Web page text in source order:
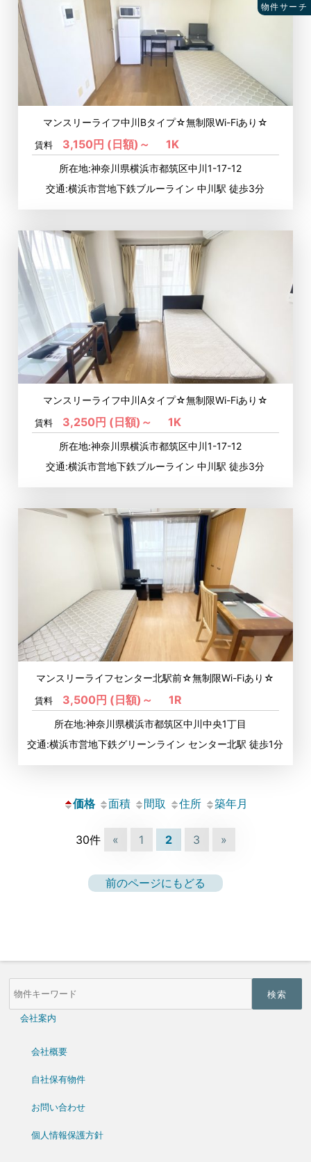
マンスリーライフ中川Bタイプ☆無制限Wi-Fiあり☆
賃料 3,150円 (日額)～ 1K
所在地:神奈川県横浜市都筑区中川1-17-12
交通:横浜市営地下鉄ブルーライン 中川駅 徒歩3分
マンスリーライフ中川Aタイプ☆無制限Wi-Fiあり☆
賃料 3,250円 (日額)～ 1K
所在地:神奈川県横浜市都筑区中川1-17-12
交通:横浜市営地下鉄ブルーライン 中川駅 徒歩3分
マンスリーライフセンター北駅前☆無制限Wi-Fiあり☆
賃料 3,500円 (日額)～ 1R
所在地:神奈川県横浜市都筑区中川中央1丁目
交通:横浜市営地下鉄グリーンライン センター北駅 徒歩1分
価格 面積 間取 住所 築年月
30件 « 1 2 3 »
前のページにもどる
物件サーチ
物
件
会社案内
会社概要
自社保有物件
お問い合わせ
個人情報保護方針